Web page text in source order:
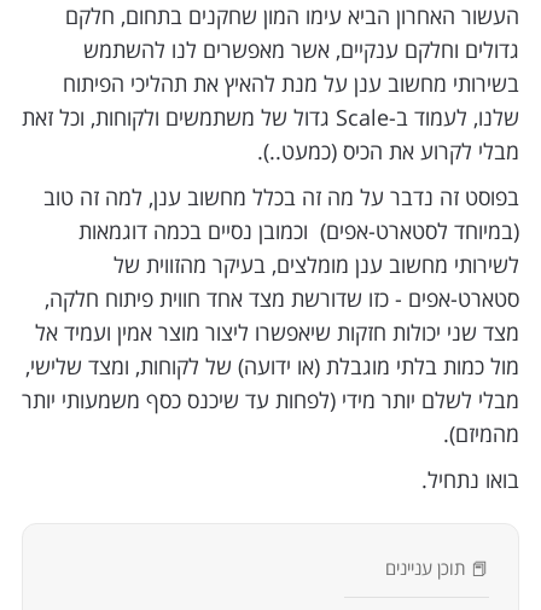
העשור האחרון הביא עימו המון שחקנים בתחום, חלקם
גדולים וחלקם ענקיים, אשר מאפשרים לנו להשתמש
בשירותי מחשוב ענן על מנת להאיץ את תהליכי הפיתוח
שלנו, לעמוד ב-Scale גדול של משתמשים ולקוחות, וכל זאת
מבלי לקרוע את הכיס (כמעט..).
בפוסט זה נדבר על מה זה בכלל מחשוב ענן, למה זה טוב
(במיוחד לסטארט-אפים) וכמובן נסיים בכמה דוגמאות
לשירותי מחשוב ענן מומלצים, בעיקר מהזווית של
סטארט-אפים - כזו שדורשת מצד אחד חווית פיתוח חלקה,
מצד שני יכולות חזקות שיאפשרו ליצור מוצר אמין ועמיד אל
מול כמות בלתי מוגבלת (או ידועה) של לקוחות, ומצד שלישי,
מבלי לשלם יותר מידי (לפחות עד שיכנס כסף משמעותי יותר
מהמיזם).
בואו נתחיל.
📕 תוכן עניינים